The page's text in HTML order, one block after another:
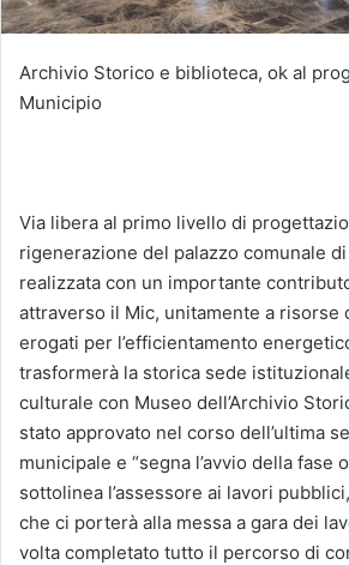
Archivio Storico e biblioteca, ok al
Municipio
Via libera al primo livello di
rigenerazione del palazzo comunale
realizzata con un importante
attraverso il Mic, unitamente a risorse
erogati per l’efficientamento
trasformerà la storica sede
culturale con Museo dell’Archivio
stato approvato nel corso dell’ultima
municipale e “segna l’avvio della fase
sottolinea l’assessore ai lavori
che ci porterà alla messa a gara dei
volta completato tutto il percorso di